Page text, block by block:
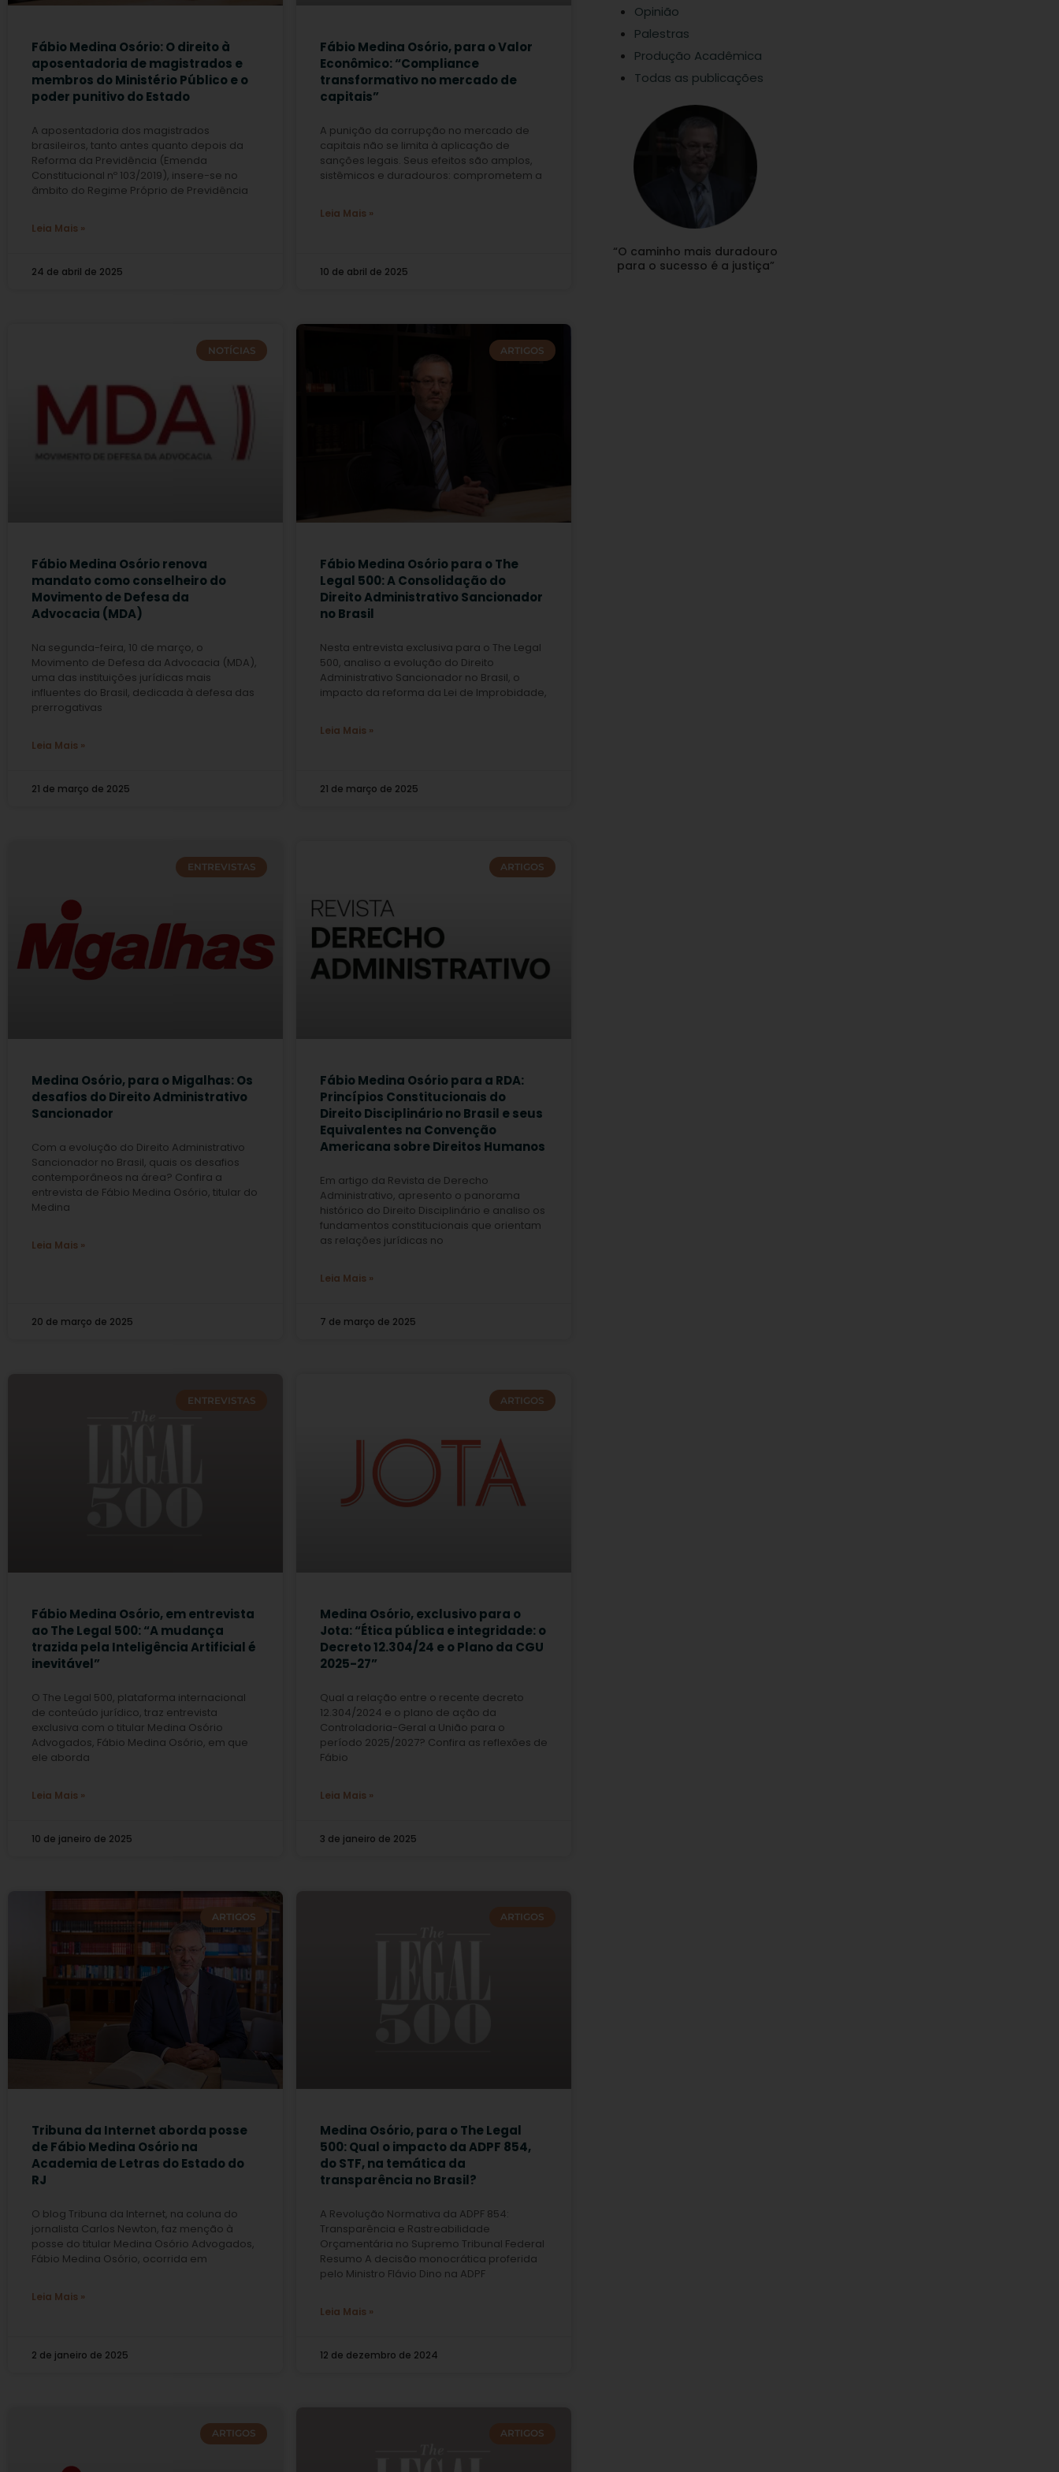
Fábio Medina Osório: O direito à
aposentadoria de magistrados e
membros do Ministério Público e o
poder punitivo do Estado
A aposentadoria dos magistrados
brasileiros, tanto antes quanto depois da
Reforma da Previdência (Emenda
Constitucional nº 103/2019), insere-se no
âmbito do Regime Próprio de Previdência
Leia Mais »
24 de abril de 2025
Fábio Medina Osório, para o Valor
Econômico: “Compliance
transformativo no mercado de
capitais”
A punição da corrupção no mercado de
capitais não se limita à aplicação de
sanções legais. Seus efeitos são amplos,
sistêmicos e duradouros: comprometem a
Leia Mais »
10 de abril de 2025
NOTÍCIAS
Fábio Medina Osório renova
mandato como conselheiro do
Movimento de Defesa da
Advocacia (MDA)
Na segunda-feira, 10 de março, o
Movimento de Defesa da Advocacia (MDA),
uma das instituições jurídicas mais
influentes do Brasil, dedicada à defesa das
prerrogativas
Leia Mais »
21 de março de 2025
ARTIGOS
Fábio Medina Osório para o The
Legal 500: A Consolidação do
Direito Administrativo Sancionador
no Brasil
Nesta entrevista exclusiva para o The Legal
500, analiso a evolução do Direito
Administrativo Sancionador no Brasil, o
impacto da reforma da Lei de Improbidade,
Leia Mais »
21 de março de 2025
ENTREVISTAS
Medina Osório, para o Migalhas: Os
desafios do Direito Administrativo
Sancionador
Com a evolução do Direito Administrativo
Sancionador no Brasil, quais os desafios
contemporâneos na área? Confira a
entrevista de Fábio Medina Osório, titular do
Medina
Leia Mais »
20 de março de 2025
ARTIGOS
Fábio Medina Osório para a RDA:
Princípios Constitucionais do
Direito Disciplinário no Brasil e seus
Equivalentes na Convenção
Americana sobre Direitos Humanos
Em artigo da Revista de Derecho
Administrativo, apresento o panorama
histórico do Direito Disciplinário e analiso os
fundamentos constitucionais que orientam
as relações jurídicas no
Leia Mais »
7 de março de 2025
ENTREVISTAS
Fábio Medina Osório, em entrevista
ao The Legal 500: “A mudança
trazida pela Inteligência Artificial é
inevitável”
O The Legal 500, plataforma internacional
de conteúdo jurídico, traz entrevista
exclusiva com o titular Medina Osório
Advogados, Fábio Medina Osório, em que
ele aborda
Leia Mais »
10 de janeiro de 2025
ARTIGOS
Medina Osório, exclusivo para o
Jota: “Ética pública e integridade: o
Decreto 12.304/24 e o Plano da CGU
2025-27”
Qual a relação entre o recente decreto
12.304/2024 e o plano de ação da
Controladoria-Geral a União para o
período 2025/2027? Confira as reflexões de
Fábio
Leia Mais »
3 de janeiro de 2025
ARTIGOS
Tribuna da Internet aborda posse
de Fábio Medina Osório na
Academia de Letras do Estado do
RJ
O blog Tribuna da Internet, na coluna do
jornalista Carlos Newton, faz menção à
posse do titular Medina Osório Advogados,
Fábio Medina Osório, ocorrida em
Leia Mais »
2 de janeiro de 2025
ARTIGOS
Medina Osório, para o The Legal
500: Qual o impacto da ADPF 854,
do STF, na temática da
transparência no Brasil?
A Revolução Normativa da ADPF 854:
Transparência e Rastreabilidade
Orçamentária no Supremo Tribunal Federal
Resumo A decisão monocrática proferida
pelo Ministro Flávio Dino na ADPF
Leia Mais »
12 de dezembro de 2024
ARTIGOS ARTIGOS
Opinião
Palestras
Produção Acadêmica
Todas as publicações
“O caminho mais duradouro
para o sucesso é a justiça”